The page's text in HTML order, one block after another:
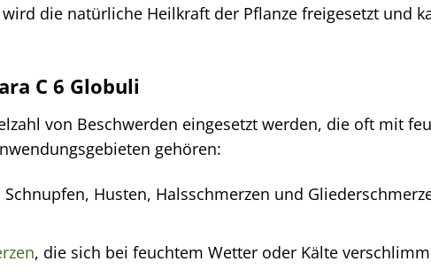
die natürliche Heilkraft der Pflanze freigesetzt und
C 6 Globuli
von Beschwerden eingesetzt werden, die oft mit
gehören:
Schnupfen, Husten, Halsschmerzen und
, die sich bei feuchtem Wetter oder Kälte